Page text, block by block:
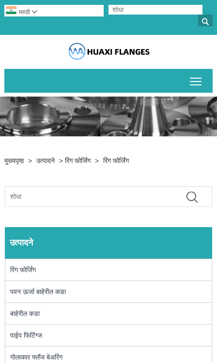

मराठी 
मुख्यपृष्ठ > उत्पादने > रिंग फोर्जिंग > रिंग फोर्जिंग
उत्पादने
रिंग फोर्जिंग
पवन ऊर्जा बाहेरील कडा
बाहेरील कडा
पाईप फिटिंग्ज
गोलाकार फ्लॅंज बेअरिंग